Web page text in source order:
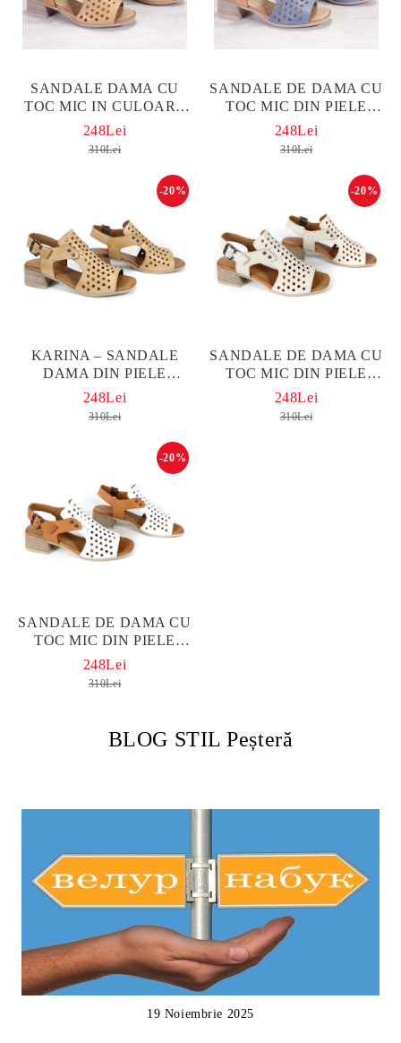
SANDALE DAMA CU
TOC MIC IN CULOARE
BISCUIT SI MARO
DESCHIS - MODEL
248Lei
310Lei
SANDALE DE DAMA CU
TOC MIC DIN PIELE
NATURALA IN
ALBASTRU DENIM SI
248Lei
310Lei
KARINA – SANDALE
DAMA DIN PIELE
NATURALĂ CU TOC MIC
ȘI PERFORAȚII ÎN
-20%
248Lei
310Lei
SANDALE DE DAMA CU
TOC MIC DIN PIELE
NATURALA DE
CULOARE BEJ - MODEL
-20%
248Lei
310Lei
SANDALE DE DAMA CU
TOC MIC DIN PIELE
NATURALA IN ALB SI
MARO DESCHIS - MODEL
-20%
248Lei
310Lei
BLOG STIL Peșteră
19 Noiembrie 2025